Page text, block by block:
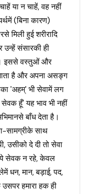
या न चाहें, वह नहीं
(बिना कारण)
मिली हुई शरीरादि
संसारकी ही
इससे वस्तुओं और
है और अपना असङ्ग
'अहम्' भी सेवामें लग
हूँ' यह भाव भी नहीं
बाँध देता है।
सामग्रीके साथ
उसीको दे दी तो सेवा
सेवक न रहे, केवल
धन, मान, बड़ाई, पद,
हमारा हक ही